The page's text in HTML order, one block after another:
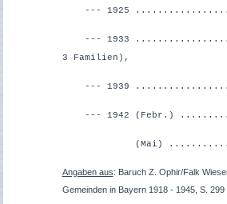
--- 1925
--- 1933
3 Familien),
--- 1939
--- 1942 (Febr.)
(Mai)
Angaben aus: Baruch Z. Ophir/Falk
Gemeinden in Bayern 1918 - 1945, S. 299